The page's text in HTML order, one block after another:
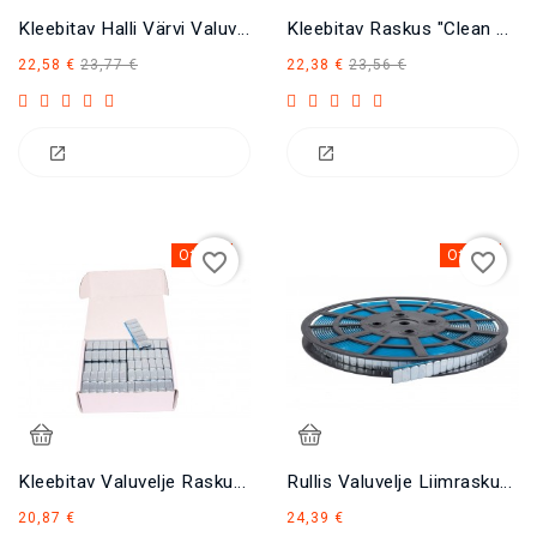
Kleebitav Halli Värvi Valuvelje Raskus 5x12 60 G.
22,58 € Tavahind
23,77 €Hind
Kleebitav Raskus "Clean Rim"
22,38 € Tavahind
23,56 €Hind
Otsas
Kleebitav Valuvelje Raskus Zn 6x10, 60 Gr.
20,87 €
favorite_border Otsas
Rullis Valuvelje Liimraskused, 6 Kg
24,39 €
favorite_border